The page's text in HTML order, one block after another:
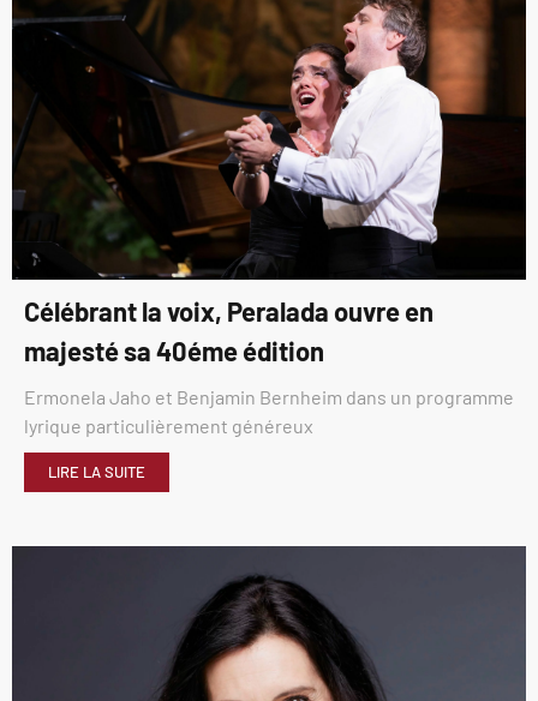
Célébrant la voix, Peralada ouvre en
majesté sa 40éme édition
Ermonela Jaho et Benjamin Bernheim dans un programme
lyrique particulièrement généreux
LIRE LA SUITE